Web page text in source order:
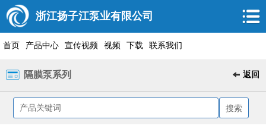
浙江扬子江泵业有限公司
首页 产品中心 宣传视频 视频 下载 联系我们
隔膜泵系列 返回